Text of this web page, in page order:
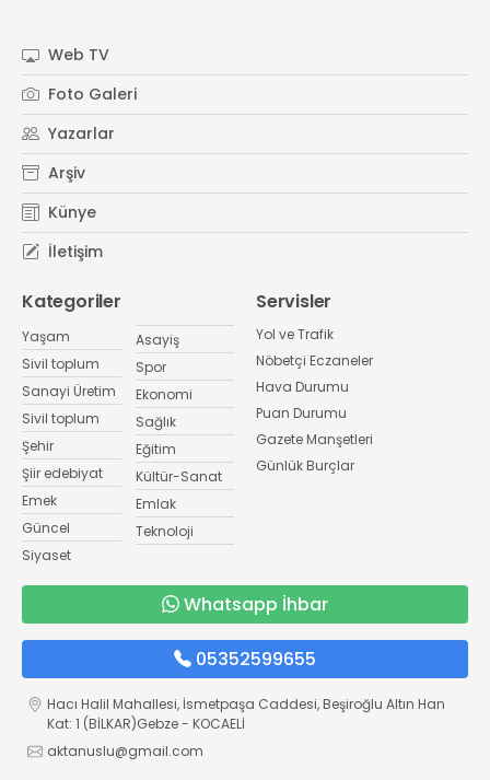
Web TV
Foto Galeri
Yazarlar
Arşiv
Künye
İletişim
Kategoriler
Yaşam
Sivil toplum
Sanayi Üretim
Sivil toplum
Şehir
Şiir edebiyat
Emek
Güncel
Siyaset
Asayiş
Spor
Ekonomi
Sağlık
Eğitim
Kültür-Sanat
Emlak
Teknoloji
Servisler
Yol ve Trafik
Nöbetçi Eczaneler
Hava Durumu
Puan Durumu
Gazete Manşetleri
Günlük Burçlar
Whatsapp İhbar
05352599655
Hacı Halil Mahallesi, İsmetpaşa Caddesi, Beşiroğlu Altın Han
Kat: 1 (BİLKAR)Gebze - KOCAELİ
aktanuslu@gmail.com